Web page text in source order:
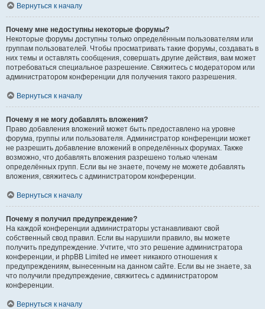
Вернуться к началу
Почему мне недоступны некоторые форумы?
Некоторые форумы доступны только определённым пользователям или
группам пользователей. Чтобы просматривать такие форумы, создавать в
них темы и оставлять сообщения, совершать другие действия, вам может
потребоваться специальное разрешение. Свяжитесь с модератором или
администратором конференции для получения такого разрешения.
Вернуться к началу
Почему я не могу добавлять вложения?
Право добавления вложений может быть предоставлено на уровне
форума, группы или пользователя. Администратор конференции может
не разрешить добавление вложений в определённых форумах. Также
возможно, что добавлять вложения разрешено только членам
определённых групп. Если вы не знаете, почему не можете добавлять
вложения, свяжитесь с администратором конференции.
Вернуться к началу
Почему я получил предупреждение?
На каждой конференции администраторы устанавливают свой
собственный свод правил. Если вы нарушили правило, вы можете
получить предупреждение. Учтите, что это решение администратора
конференции, и phpBB Limited не имеет никакого отношения к
предупреждениям, вынесенным на данном сайте. Если вы не знаете, за
что получили предупреждение, свяжитесь с администратором
конференции.
Вернуться к началу